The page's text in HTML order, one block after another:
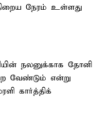
நேரம் உள்ளது
நலனுக்காக தோனி
வேண்டும் என்று
கார்த்திக்